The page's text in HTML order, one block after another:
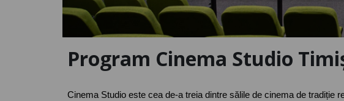
Program Cinema Studio
Cinema Studio este cea de-a treia dintre sălile de cinema de tradiție